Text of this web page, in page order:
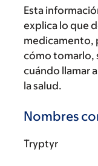
Esta
explica lo que
medicamento,
cómo tomarlo,
cuándo llamar
la salud.
Nombres
Tryptyr